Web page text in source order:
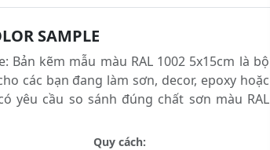
SAMPLE
Bản kẽm mẫu màu RAL 1002 5x15cm là bộ
các bạn đang làm sơn, decor, epoxy hoặc
yêu cầu so sánh đúng chất sơn màu RAL
Quy cách: